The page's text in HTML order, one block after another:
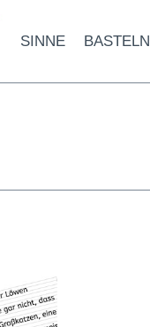
SINNE BASTELN